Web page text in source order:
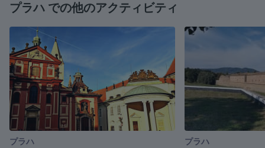
プラハ での他のアクティビティ
プラハ プラハ